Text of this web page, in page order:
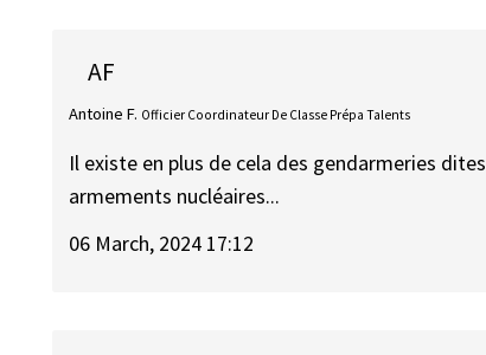
AF
Antoine F. Officier Coordinateur De Classe Prépa Talents
Il existe en plus de cela des gendarmeries
armements nucléaires...
06 March, 2024 17:12